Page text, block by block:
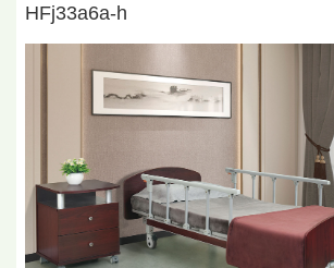
HFj33a6a-h